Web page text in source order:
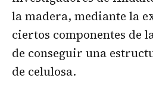
la madera, mediante la
ciertos componentes de
de conseguir una
de celulosa.